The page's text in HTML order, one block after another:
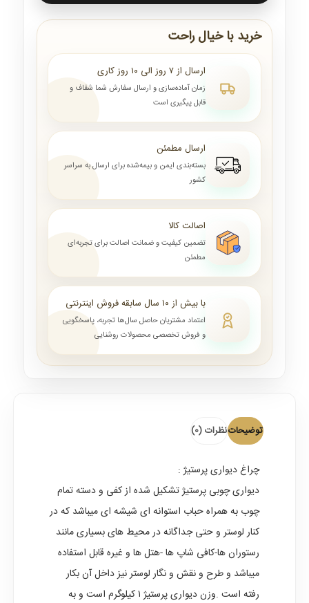
خرید با خیال راحت
ارسال از ۷ روز الی ۱۰ روز کاری
زمان آماده‌سازی و ارسال سفارش شما شفاف و
قابل پیگیری است
ارسال مطمئن
بسته‌بندی ایمن و بیمه‌شده برای ارسال به سراسر
کشور
اصالت کالا
تضمین کیفیت و ضمانت اصالت برای تجربه‌ای
مطمئن
با بیش از ۱۰ سال سابقه فروش اینترنتی
اعتماد مشتریان حاصل سال‌ها تجربه، پاسخگویی
و فروش تخصصی محصولات روشنایی
توضیحاتنظرات (0)
چراغ دیواری پرستیژ:
دیواری چوبی پرستیژ تشکیل شده از کفی و دسته تمام
چوب به همراه حباب استوانه ای شیشه ای میباشد که در
کنار لوستر و حتی جداگانه در محیط های بسیاری مانند
رستوران ها-کافی شاپ ها -هتل ها و غیره قابل استفاده
میباشد و طرح و نقش و نگار لوستر نیز داخل آن بکار
رفته است .وزن دیواری پرستیژ ۱ کیلوگرم است و به